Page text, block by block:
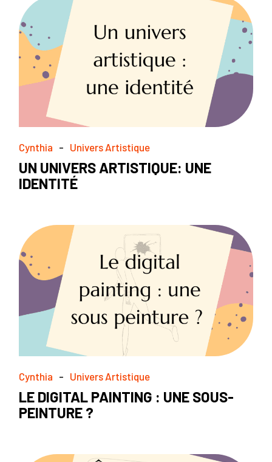
Cynthia Univers Artistique
UN UNIVERS ARTISTIQUE: UNE
IDENTITÉ
Cynthia Univers Artistique
LE DIGITAL PAINTING : UNE SOUS-
PEINTURE ?